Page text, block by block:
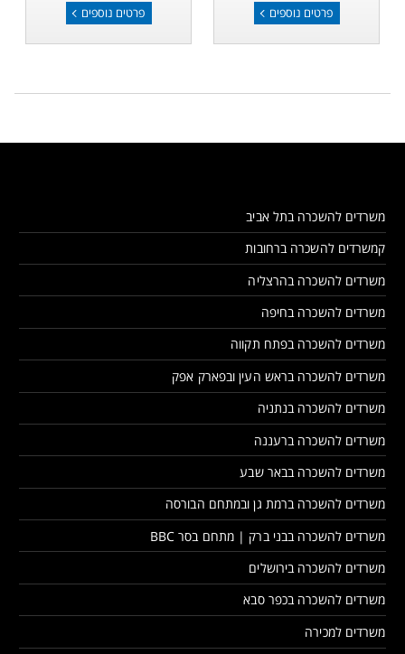
פרטים נוספים פרטים נוספים
משרדים להשכרה בתל אביב
קמשרדים להשכרה ברחובות
משרדים להשכרה בהרצליה
משרדים להשכרה בחיפה
משרדים להשכרה בפתח תקווה
משרדים להשכרה בראש העין ובפארק אפק
משרדים להשכרה בנתניה
משרדים להשכרה ברעננה
משרדים להשכרה בבאר שבע
משרדים להשכרה ברמת גן ובמתחם הבורסה
משרדים להשכרה בבני ברק | מתחם בסר BBC
משרדים להשכרה בירושלים
משרדים להשכרה בכפר סבא
משרדים למכירה